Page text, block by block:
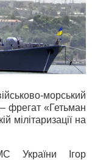
морський
фрегат «Гетьман
мілітаризації на
України Ігор